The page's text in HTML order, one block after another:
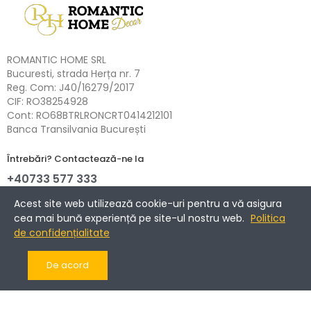
ROMANTIC HOME SRL
Bucuresti, strada Herța nr. 7
Reg. Com: J40/16279/2017
CIF: RO38254928
Cont: RO68BTRLRONCRT0414212101
Banca Transilvania București
Întrebări? Contactează-ne la
+40733 577 333
NETOPIA Payments - 3D-Secure.
Companie
Acest site web utilizează cookie-uri pentru a vă asigura
cea mai bună experiență pe site-ul nostru web. Politica
de confidențialitate
De acord